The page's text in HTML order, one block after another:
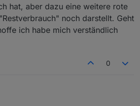
hat, aber dazu eine weitere rote
noch darstellt. Geht
ich habe mich verständlich
0